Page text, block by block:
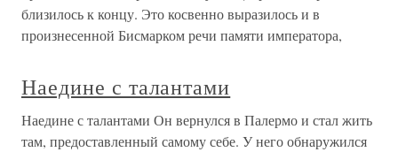
близилось к концу. Это косвенно выразилось и в
произнесенной Бисмарком речи памяти императора,
Наедине с талантами
Наедине с талантами Он вернулся в Палермо и стал жить
там, предоставленный самому себе. У него обнаружился